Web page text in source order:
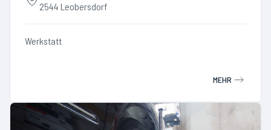
2544 Leobersdorf
Werkstatt
MEHR